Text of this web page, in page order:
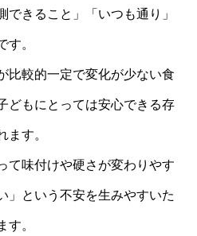
できること」「いつも通り」
す。
比較的一定で変化が少ない食
どもにとっては安心できる存
ます。
て味付けや硬さが変わりやす
」という不安を生みやすいた
す。